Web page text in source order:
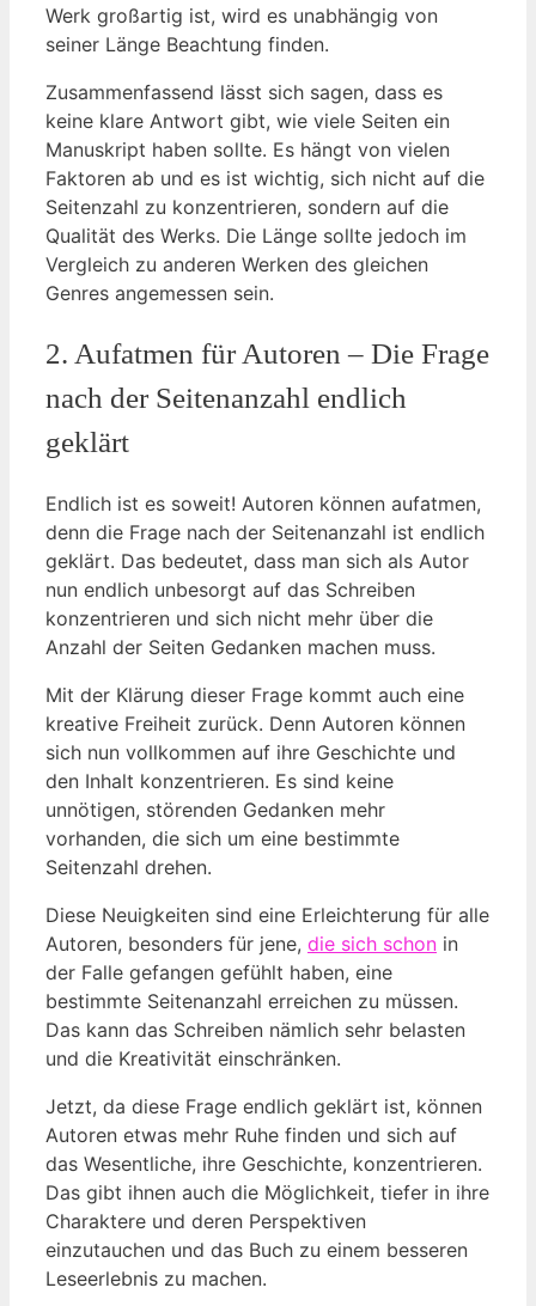
Werk großartig ist, wird es unabhängig von
seiner Länge Beachtung finden.
Zusammenfassend lässt sich sagen, dass es
keine klare Antwort gibt, wie viele Seiten ein
Manuskript haben sollte. Es hängt von vielen
Faktoren ab und es ist wichtig, sich nicht auf die
Seitenzahl zu konzentrieren, sondern auf die
Qualität des Werks. Die Länge sollte jedoch im
Vergleich zu anderen Werken des gleichen
Genres angemessen sein.
2. Aufatmen für Autoren – Die Frage
nach der Seitenanzahl endlich
geklärt
Endlich ist es soweit! Autoren können aufatmen,
denn die Frage nach der Seitenanzahl ist endlich
geklärt. Das bedeutet, dass man sich als Autor
nun endlich unbesorgt auf das Schreiben
konzentrieren und sich nicht mehr über die
Anzahl der Seiten Gedanken machen muss.
Mit der Klärung dieser Frage kommt auch eine
kreative Freiheit zurück. Denn Autoren können
sich nun vollkommen auf ihre Geschichte und
den Inhalt konzentrieren. Es sind keine
unnötigen, störenden Gedanken mehr
vorhanden, die sich um eine bestimmte
Seitenzahl drehen.
Diese Neuigkeiten sind eine Erleichterung für alle
Autoren, besonders für jene, die sich schon in
der Falle gefangen gefühlt haben, eine
bestimmte Seitenanzahl erreichen zu müssen.
Das kann das Schreiben nämlich sehr belasten
und die Kreativität einschränken.
Jetzt, da diese Frage endlich geklärt ist, können
Autoren etwas mehr Ruhe finden und sich auf
das Wesentliche, ihre Geschichte, konzentrieren.
Das gibt ihnen auch die Möglichkeit, tiefer in ihre
Charaktere und deren Perspektiven
einzutauchen und das Buch zu einem besseren
Leseerlebnis zu machen.